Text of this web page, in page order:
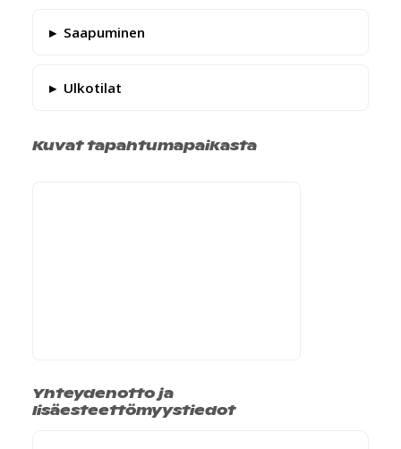
Saapuminen
Ulkotilat
Kuvat tapahtumapaikasta
Yhteydenotto ja
lisäesteettömyystiedot